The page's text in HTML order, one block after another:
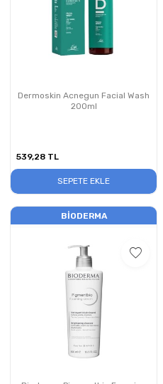
Dermoskin Acnegun Facial Wash
200ml
539,28 TL
SEPETE EKLE
BIODERMA